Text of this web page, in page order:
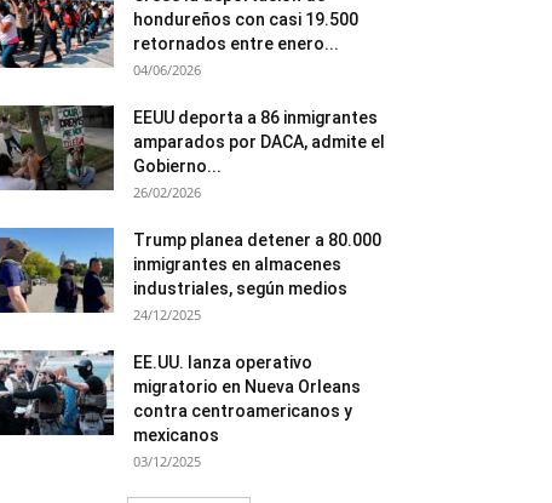
hondureños con casi 19.500
retornados entre enero...
04/06/2026
EEUU deporta a 86 inmigrantes
amparados por DACA, admite el
Gobierno...
26/02/2026
Trump planea detener a 80.000
inmigrantes en almacenes
industriales, según medios
24/12/2025
EE.UU. lanza operativo
migratorio en Nueva Orleans
contra centroamericanos y
mexicanos
03/12/2025